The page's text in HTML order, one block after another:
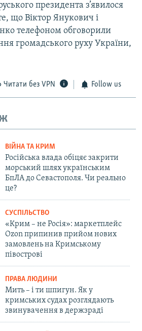
президента з’явилося
що Віктор Янукович і
телефоном обговорили
громадського руху України,
Читати без VPN Follow us
ВІЙНА ТА КРИМ
Російська влада обіцяє закрити
морський шлях українським
БпЛА до Севастополя. Чи реально
це?
СУСПІЛЬСТВО
«Крим – не Росія»: маркетплейс
Ozon припинив прийом нових
замовлень на Кримському
півострові
ПРАВА ЛЮДИНИ
Мить – і ти шпигун. Як у
кримських судах розглядають
звинувачення в держзраді